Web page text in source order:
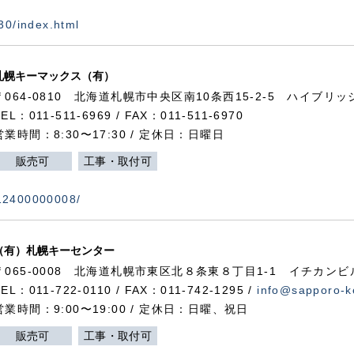
index.html
幌キーマックス（有）
064-0810 北海道札幌市中央区南10条西15-2-5 ハイブリッ
：011-511-6969 / FAX：011-511-6970
業時間：8:30〜17:30 / 定休日：日曜日
販売可 工事・取付可
有）札幌キーセンター
065-0008 北海道札幌市東区北８条東８丁目1-1 イチカンビ
：011-722-0110 / FAX：011-742-1295 / info@sapporo-
業時間：9:00〜19:00 / 定休日：日曜、祝日
販売可 工事・取付可